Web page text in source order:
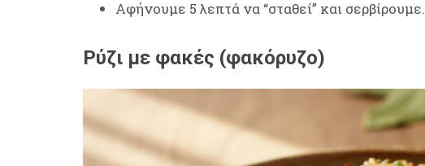
Αφήνουμε 5 λεπτά να “σταθεί” και σερβίρουμε.
Ρύζι με φακές (φακόρυζο)